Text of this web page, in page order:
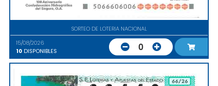
SORTEO DE LOTERIA NACIONAL
15/08/2026
10 DISPONIBLES 0